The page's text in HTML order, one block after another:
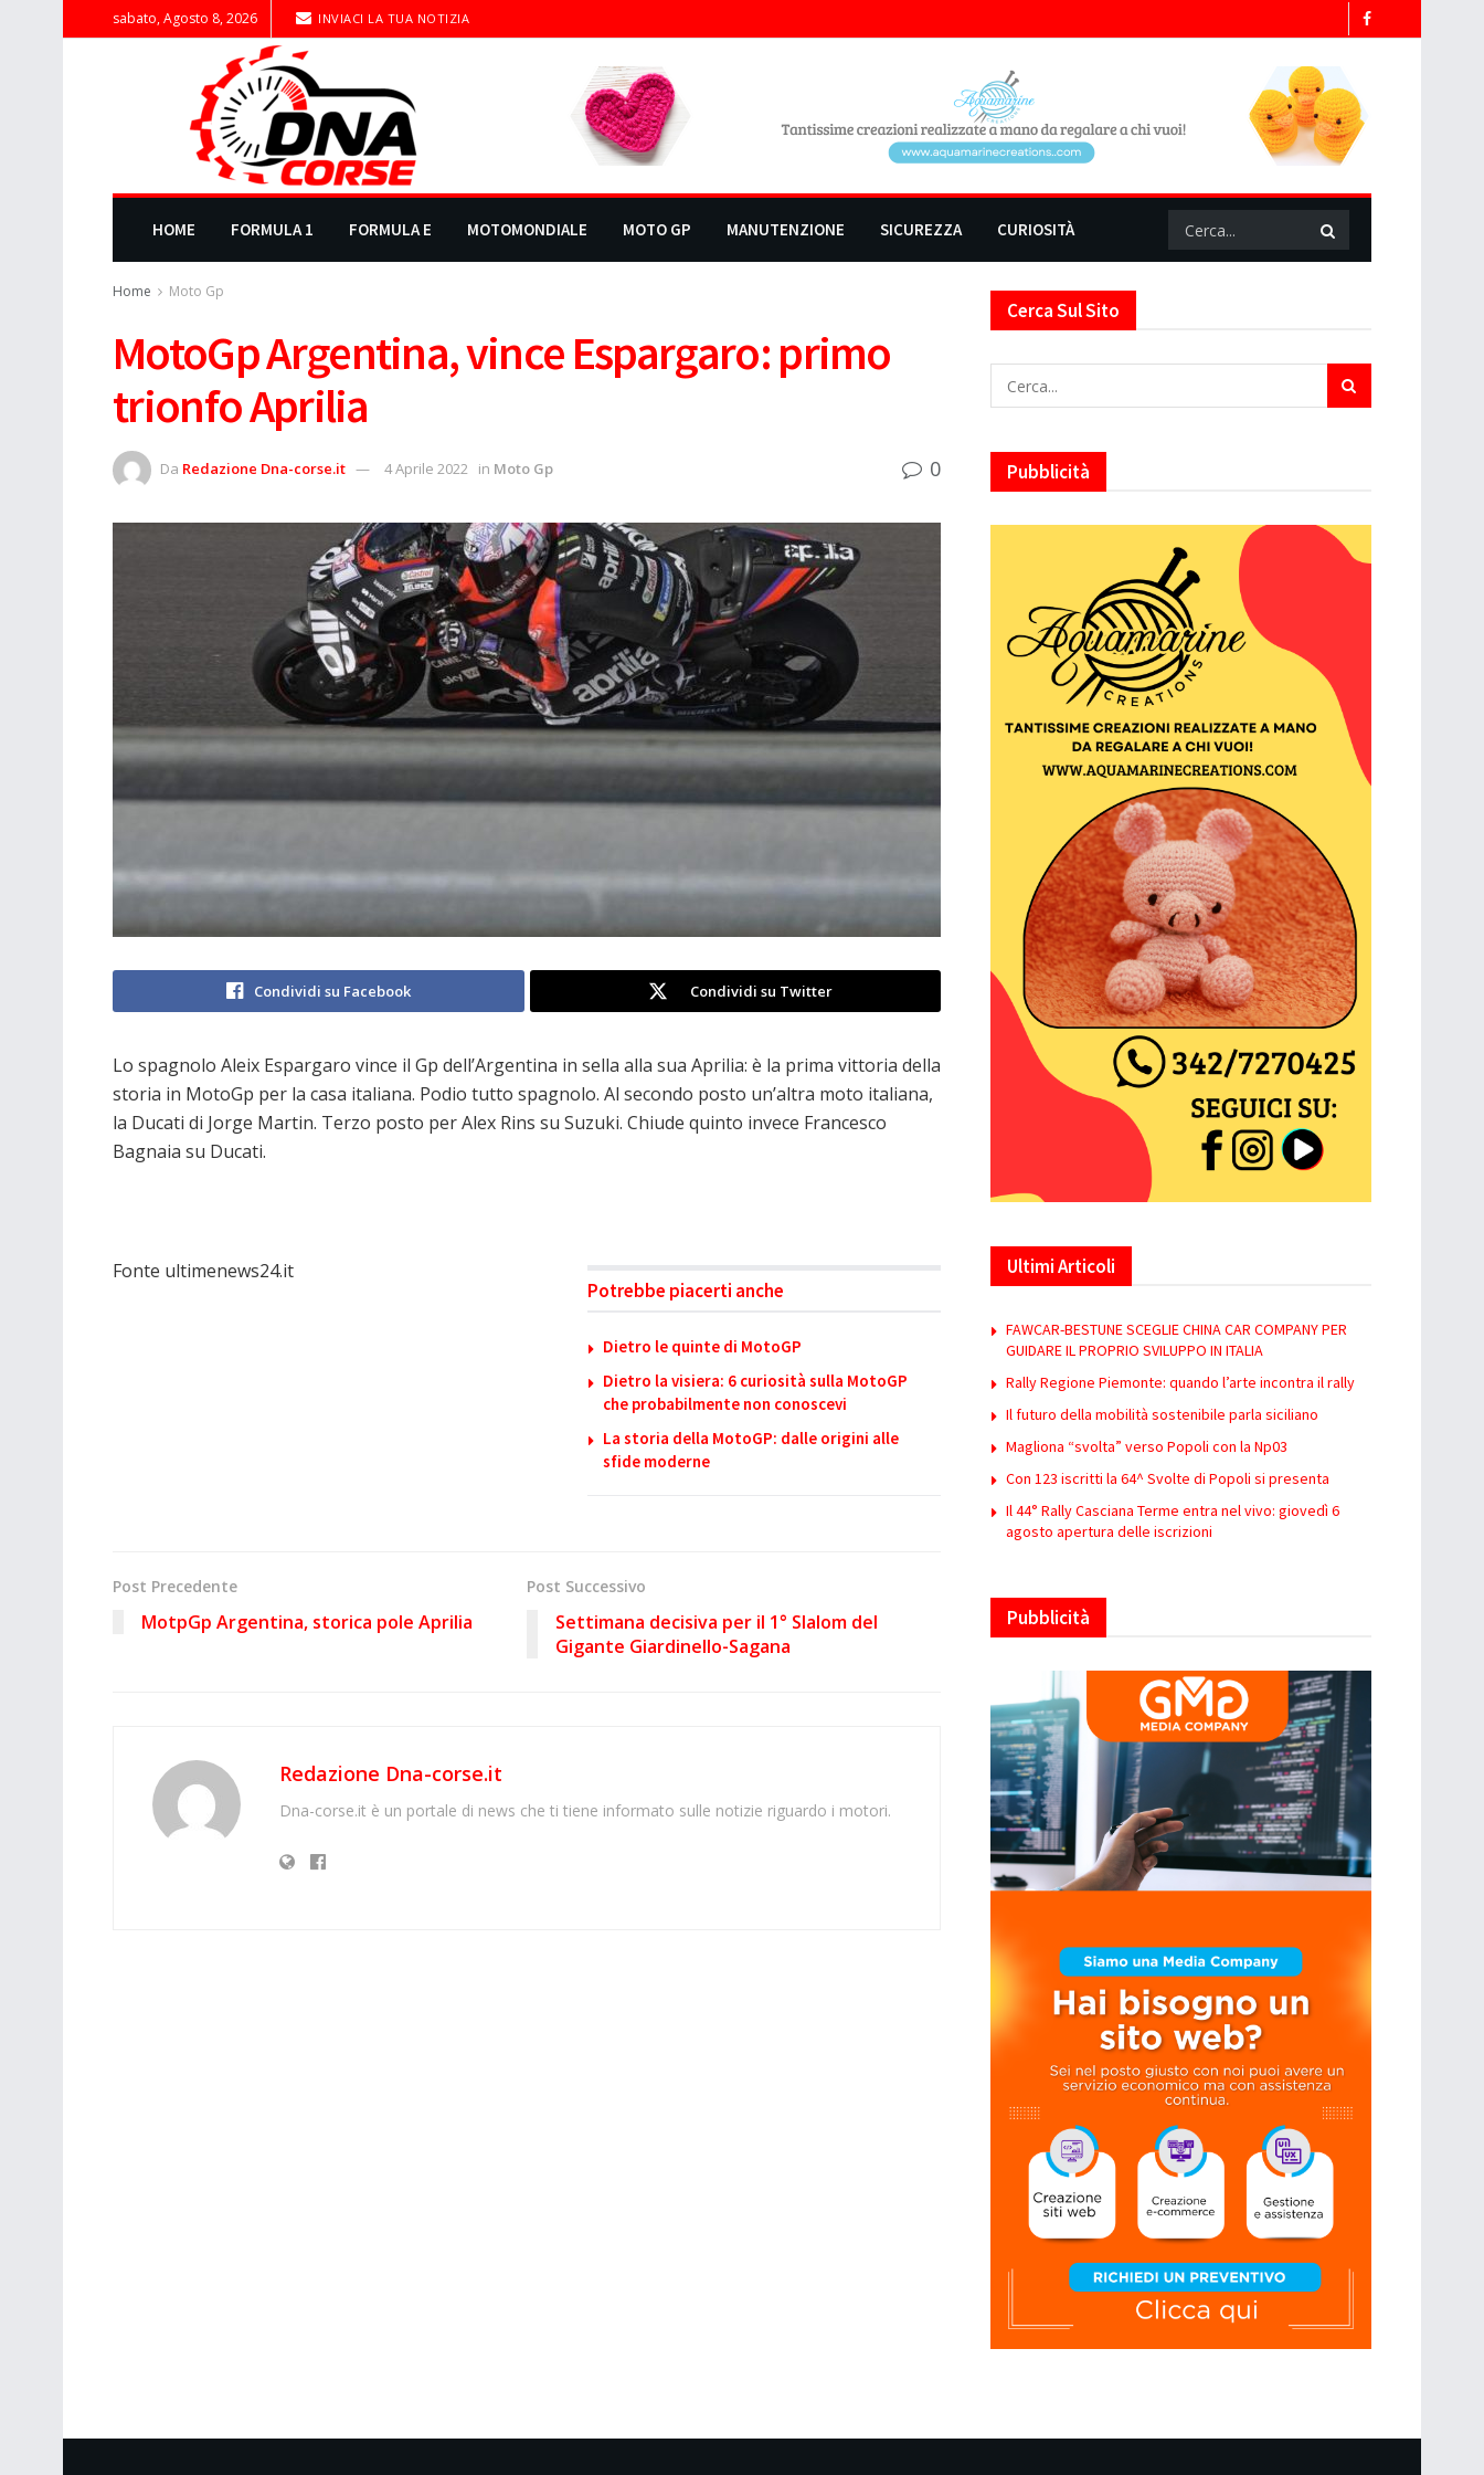
sabato, Agosto 8, 2026 INVIACI LA TUA NOTIZIA
HOME FORMULA 1 FORMULA E MOTOMONDIALE MOTO GP MANUTENZIONE SICUREZZA CURIOSITÀ
Home Moto Gp
MotoGp Argentina, vince Espargaro: primo
trionfo Aprilia
Da Redazione Dna-corse.it 4 Aprile 2022 in Moto Gp 0
Condividi su Facebook Condividi su Twitter
Lo spagnolo Aleix Espargaro vince il Gp dell’Argentina in sella alla sua Aprilia: è la prima vittoria della
storia in MotoGp per la casa italiana. Podio tutto spagnolo. Al secondo posto un’altra moto italiana,
la Ducati di Jorge Martin. Terzo posto per Alex Rins su Suzuki. Chiude quinto invece Francesco
Bagnaia su Ducati.
Potrebbe piacerti anche
Dietro le quinte di MotoGP
Dietro la visiera: 6 curiosità sulla MotoGP
che probabilmente non conoscevi
La storia della MotoGP: dalle origini alle
sfide moderne
Fonte ultimenews24.it
Post Precedente
MotpGp Argentina, storica pole Aprilia
Post Successivo
Settimana decisiva per il 1° Slalom del
Gigante Giardinello-Sagana
Redazione Dna-corse.it
Dna-corse.it è un portale di news che ti tiene informato sulle notizie riguardo i motori.
Cerca Sul Sito
Pubblicità
Ultimi Articoli
FAWCAR-BESTUNE SCEGLIE CHINA CAR COMPANY PER
GUIDARE IL PROPRIO SVILUPPO IN ITALIA
Rally Regione Piemonte: quando l’arte incontra il rally
Il futuro della mobilità sostenibile parla siciliano
Magliona “svolta” verso Popoli con la Np03
Con 123 iscritti la 64^ Svolte di Popoli si presenta
Il 44° Rally Casciana Terme entra nel vivo: giovedì 6
agosto apertura delle iscrizioni
Pubblicità